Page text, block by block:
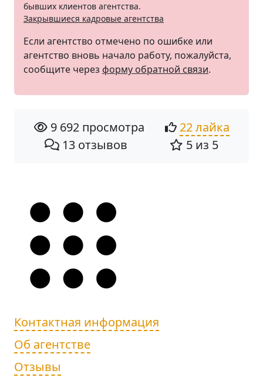
бывших клиентов агентства.
Закрывшиеся кадровые агентства
Если агентство отмечено по ошибке или
агентство вновь начало работу, пожалуйста,
сообщите через форму обратной связи.
9 692 просмотра
22 лайка
13 отзывов
5 из 5
Контактная информация
Об агентстве
Отзывы